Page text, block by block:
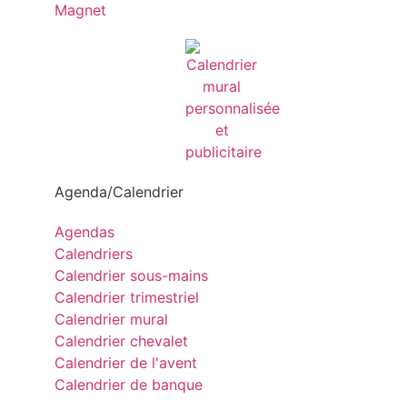
Magnet
Agenda/Calendrier
Agendas
Calendriers
Calendrier sous-mains
Calendrier trimestriel
Calendrier mural
Calendrier chevalet
Calendrier de l'avent
Calendrier de banque